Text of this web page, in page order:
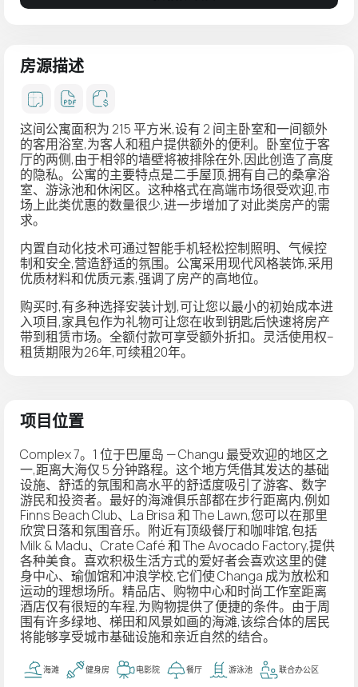
房源描述
这间公寓面积为 215 平方米,设有 2 间主卧室和一间额外
的客用浴室,为客人和租户提供额外的便利。卧室位于客
厅的两侧,由于相邻的墙壁将被排除在外,因此创造了高度
的隐私。公寓的主要特点是二手屋顶,拥有自己的桑拿浴
室、游泳池和休闲区。这种格式在高端市场很受欢迎,市
场上此类优惠的数量很少,进一步增加了对此类房产的需
求。
内置自动化技术可通过智能手机轻松控制照明、气候控
制和安全,营造舒适的氛围。公寓采用现代风格装饰,采用
优质材料和优质元素,强调了房产的高地位。
购买时,有多种选择安装计划,可让您以最小的初始成本进
入项目,家具包作为礼物可让您在收到钥匙后快速将房产
带到租赁市场。全额付款可享受额外折扣。灵活使用权–
租赁期限为26年,可续租20年。
项目位置
Complex 7。1 位于巴厘岛 — Changu 最受欢迎的地区之
一,距离大海仅 5 分钟路程。这个地方凭借其发达的基础
设施、舒适的氛围和高水平的舒适度吸引了游客、数字
游民和投资者。最好的海滩俱乐部都在步行距离内,例如
Finns Beach Club、La Brisa 和 The Lawn,您可以在那里
欣赏日落和氛围音乐。附近有顶级餐厅和咖啡馆,包括
Milk & Madu、Crate Café 和 The Avocado Factory,提供
各种美食。喜欢积极生活方式的爱好者会喜欢这里的健
身中心、瑜伽馆和冲浪学校,它们使 Changa 成为放松和
运动的理想场所。精品店、购物中心和时尚工作室距离
酒店仅有很短的车程,为购物提供了便捷的条件。由于周
围有许多绿地、梯田和风景如画的海滩,该综合体的居民
将能够享受城市基础设施和亲近自然的结合。
海滩 健身房 电影院 餐厅 游泳池 联合办公区